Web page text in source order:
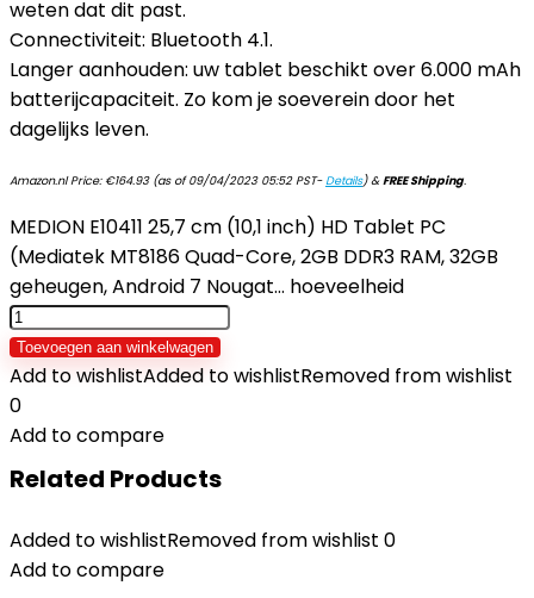
weten dat dit past.
Connectiviteit: Bluetooth 4.1.
Langer aanhouden: uw tablet beschikt over 6.000 mAh
batterijcapaciteit. Zo kom je soeverein door het
dagelijks leven.
Amazon.nl Price: €164.93(as of 09/04/2023 05:52 PST-Details)&FREE Shipping.
MEDION E10411 25,7 cm (10,1 inch) HD Tablet PC
(Mediatek MT8186 Quad-Core, 2GB DDR3 RAM, 32GB
geheugen, Android 7 Nougat… hoeveelheid
Toevoegen aan winkelwagen
Add to wishlistAdded to wishlistRemoved from wishlist
0
Add to compare
Related Products
Added to wishlistRemoved from wishlist 0
Add to compare